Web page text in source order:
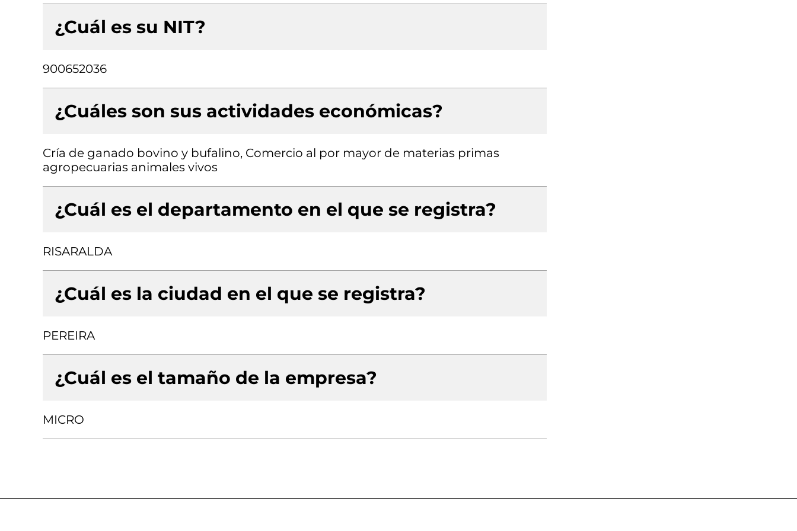
¿Cuál es su NIT?
900652036
¿Cuáles son sus actividades económicas?
Cría de ganado bovino y bufalino, Comercio al por mayor de materias primas
agropecuarias animales vivos
¿Cuál es el departamento en el que se registra?
RISARALDA
¿Cuál es la ciudad en el que se registra?
PEREIRA
¿Cuál es el tamaño de la empresa?
MICRO